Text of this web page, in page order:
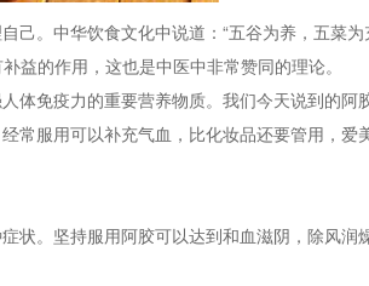
己。中华饮食文化中说道：“五谷为养，五菜为
益的作用，这也是中医中非常赞同的理论。
体免疫力的重要营养物质。我们今天说到的阿
常服用可以补充气血，比化妆品还要管用，爱
状。坚持服用阿胶可以达到和血滋阴，除风润